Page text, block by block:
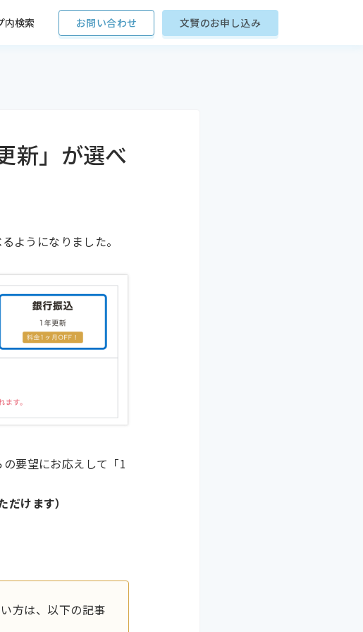
内検索 お問い合わせ 文賢のお申し込み
新」が選べ
ようになりました。
要望にお応えして「1
けます）
方は、以下の記事